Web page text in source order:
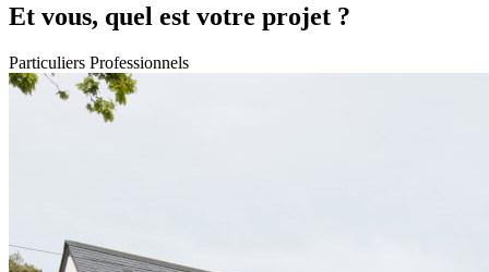
Et vous, quel est votre projet ?
Particuliers Professionnels